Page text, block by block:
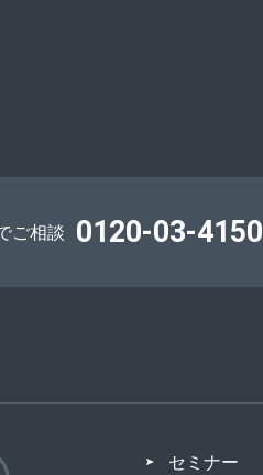
ご相談 0120-03-4150
セミナー